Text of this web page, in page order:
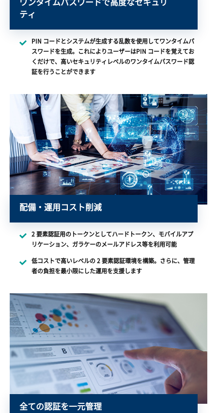
ワンタイムパスワードで高度なセキュリ
ティ
PIN コードとシステムが生成する乱数を使用してワンタイムパ
スワードを生成。これによりユーザーはPIN コードを覚えてお
くだけで、高いセキュリティレベルのワンタイムパスワード認
証を行うことができます
配備・運用コスト削減
2 要素認証用のトークンとしてハードトークン、モバイルアプ
リケーション、ガラケーのメールアドレス等を利用可能
低コストで高いレベルの 2 要素認証環境を構築。さらに、管理
者の負担を最小限にした運用を支援します
全ての認証を一元管理